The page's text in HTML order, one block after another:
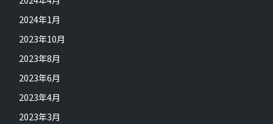
2024年1月
2023年10月
2023年8月
2023年6月
2023年4月
2023年3月